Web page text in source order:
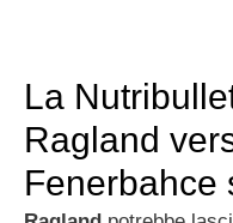
La
Ragland
Fenerbahce